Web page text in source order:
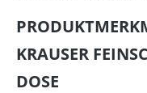
KRAUSER
DOSE